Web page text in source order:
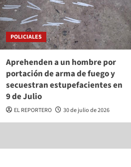
POLICIALES
Aprehenden a un hombre por
portación de arma de fuego y
secuestran estupefacientes en
9 de Julio
EL REPORTERO 30 de julio de 2026